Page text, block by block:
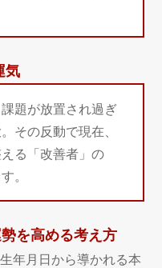
気
題が放置され過ぎ
その反動で現在、
る「改善者」の
。
を高める考え方
年月日から導かれる本